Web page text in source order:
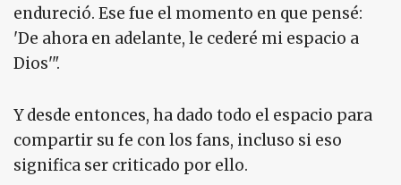
endureció. Ese fue el momento en que pensé:
'De ahora en adelante, le cederé mi espacio a
Dios'".
Y desde entonces, ha dado todo el espacio para
compartir su fe con los fans, incluso si eso
significa ser criticado por ello.